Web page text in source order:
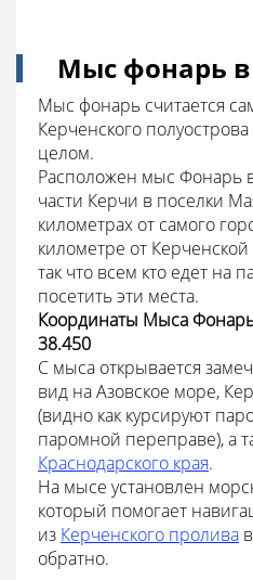
Мыс фонарь
Мыс фонарь считается
Керченского
целом.
Расположен мыс Фонарь
части Керчи в поселки
километрах от самого
километре от
так что всем кто едет на
посетить эти места.
Координаты Мыса
38.450
С мыса открывается
вид на Азовское море,
(видно как курсируют
паромной переправе), а
Краснодарского края.
На мысе установлен
который помогает
из Керченского пролива
обратно.